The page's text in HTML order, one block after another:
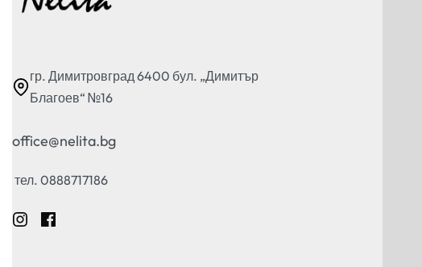
гр. Димитровград 6400 бул. „Димитър
Благоев“ №16
office@nelita.bg
тел. 0888717186